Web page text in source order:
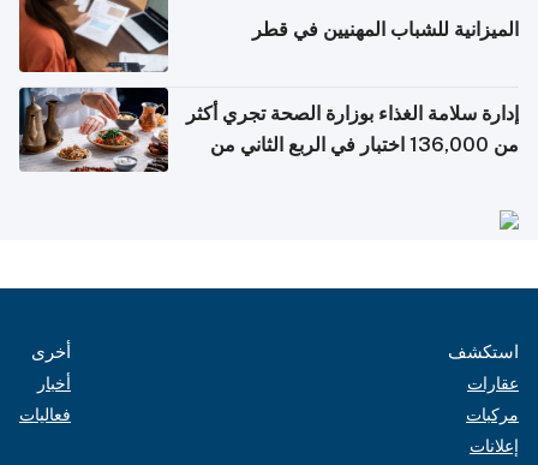
الميزانية للشباب المهنيين في قطر
إدارة سلامة الغذاء بوزارة الصحة تجري أكثر
من 136,000 اختبار في الربع الثاني من
استكشف
عقارات
مركبات
إعلانات
أخرى
أخبار
فعاليات